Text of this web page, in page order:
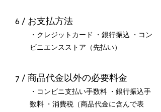
6 / お支払方法
・クレジットカード ・銀行振込 ・コン
ビニエンスストア（先払い）
7 / 商品代金以外の必要料金
・コンビニ支払い手数料 ・銀行振込手
数料 ・消費税（商品代金に含んで表